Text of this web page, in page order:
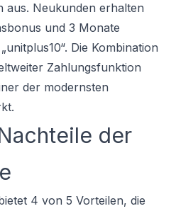
aus. Neukunden erhalten
und 3 Monate
Die Kombination
Zahlungsfunktion
der modernsten
der
4 von 5 Vorteilen, die